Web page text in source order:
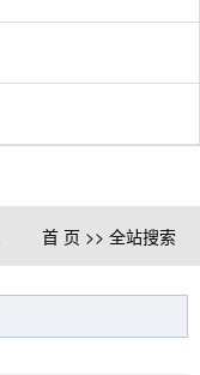
首 页 >> 全站搜索